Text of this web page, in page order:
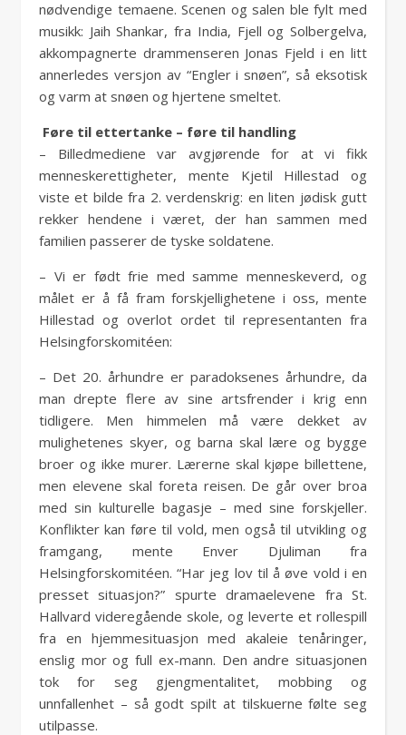
nødvendige temaene. Scenen og salen ble fylt med
musikk: Jaih Shankar, fra India, Fjell og Solbergelva,
akkompagnerte drammenseren Jonas Fjeld i en litt
annerledes versjon av “Engler i snøen”, så eksotisk
og varm at snøen og hjertene smeltet.
Føre til ettertanke – føre til handling
– Billedmediene var avgjørende for at vi fikk
menneskerettigheter, mente Kjetil Hillestad og
viste et bilde fra 2. verdenskrig: en liten jødisk gutt
rekker hendene i været, der han sammen med
familien passerer de tyske soldatene.
– Vi er født frie med samme menneskeverd, og
målet er å få fram forskjellighetene i oss, mente
Hillestad og overlot ordet til representanten fra
Helsingforskomitéen:
– Det 20. århundre er paradoksenes århundre, da
man drepte flere av sine artsfrender i krig enn
tidligere. Men himmelen må være dekket av
mulighetenes skyer, og barna skal lære og bygge
broer og ikke murer. Lærerne skal kjøpe billettene,
men elevene skal foreta reisen. De går over broa
med sin kulturelle bagasje – med sine forskjeller.
Konflikter kan føre til vold, men også til utvikling og
framgang, mente Enver Djuliman fra
Helsingforskomitéen. “Har jeg lov til å øve vold i en
presset situasjon?” spurte dramaelevene fra St.
Hallvard videregående skole, og leverte et rollespill
fra en hjemmesituasjon med akaleie tenåringer,
enslig mor og full ex-mann. Den andre situasjonen
tok for seg gjengmentalitet, mobbing og
unnfallenhet – så godt spilt at tilskuerne følte seg
utilpasse.